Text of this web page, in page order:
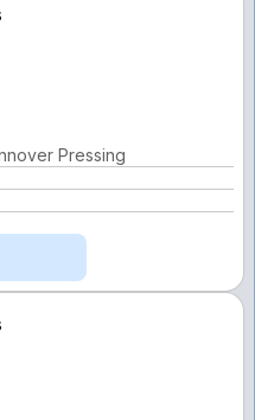
Pressing